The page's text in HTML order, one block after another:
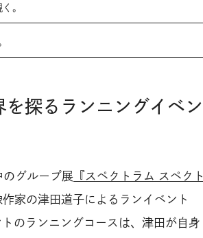
。
探るランニングイベン
グループ展 『スペクトラム スペクト
家の津田道子によるランイベント
のランニングコースは、津田が自身